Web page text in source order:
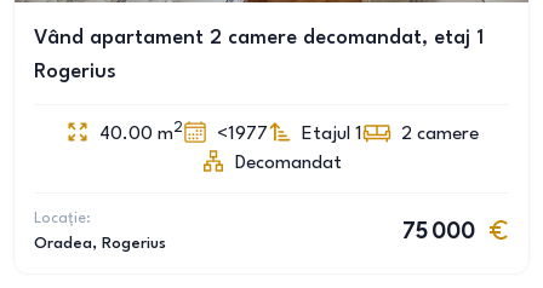
Vând apartament 2 camere decomandat, etaj 1
Rogerius
40.00 m2 <1977 Etajul 1 2 camere
Decomandat
Locație:
Oradea, Rogerius
75 000